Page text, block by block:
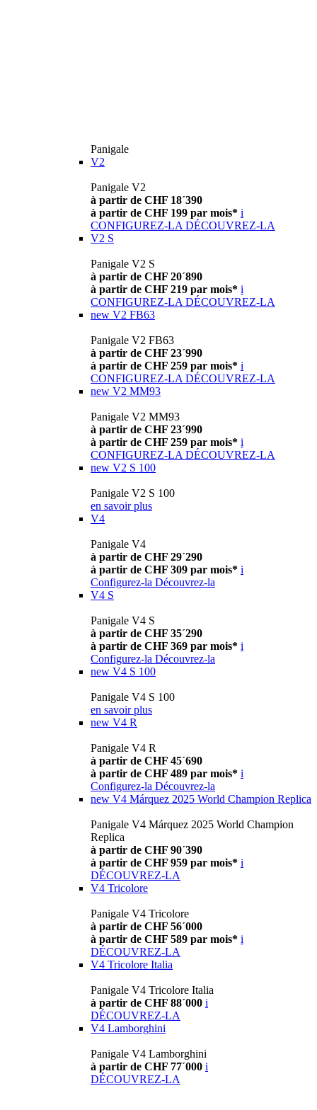
Panigale
V2
Panigale V2
à partir de CHF 18´390
à partir de CHF 199 par mois* i
CONFIGUREZ-LA DÉCOUVREZ-LA
V2 S
Panigale V2 S
à partir de CHF 20´890
à partir de CHF 219 par mois* i
CONFIGUREZ-LA DÉCOUVREZ-LA
new V2 FB63
Panigale V2 FB63
à partir de CHF 23´990
à partir de CHF 259 par mois* i
CONFIGUREZ-LA DÉCOUVREZ-LA
new V2 MM93
Panigale V2 MM93
à partir de CHF 23´990
à partir de CHF 259 par mois* i
CONFIGUREZ-LA DÉCOUVREZ-LA
new V2 S 100
Panigale V2 S 100
en savoir plus
V4
Panigale V4
à partir de CHF 29´290
à partir de CHF 309 par mois* i
Configurez-la Découvrez-la
V4 S
Panigale V4 S
à partir de CHF 35´290
à partir de CHF 369 par mois* i
Configurez-la Découvrez-la
new V4 S 100
Panigale V4 S 100
en savoir plus
new V4 R
Panigale V4 R
à partir de CHF 45´690
à partir de CHF 489 par mois* i
Configurez-la Découvrez-la
new V4 Márquez 2025 World Champion Replica
Panigale V4 Márquez 2025 World Champion
Replica
à partir de CHF 90´390
à partir de CHF 959 par mois* i
DÉCOUVREZ-LA
V4 Tricolore
Panigale V4 Tricolore
à partir de CHF 56´000
à partir de CHF 589 par mois* i
DÉCOUVREZ-LA
V4 Tricolore Italia
Panigale V4 Tricolore Italia
à partir de CHF 88´000 i
DÉCOUVREZ-LA
V4 Lamborghini
Panigale V4 Lamborghini
à partir de CHF 77´000 i
DÉCOUVREZ-LA